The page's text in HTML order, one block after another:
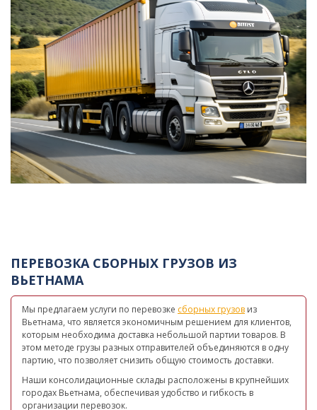
ПЕРЕВОЗКА СБОРНЫХ ГРУЗОВ ИЗ
ВЬЕТНАМА
Мы предлагаем услуги по перевозке сборных грузов из
Вьетнама, что является экономичным решением для клиентов,
которым необходима доставка небольшой партии товаров. В
этом методе грузы разных отправителей объединяются в одну
партию, что позволяет снизить общую стоимость доставки.
Наши консолидационные склады расположены в крупнейших
городах Вьетнама, обеспечивая удобство и гибкость в
организации перевозок.